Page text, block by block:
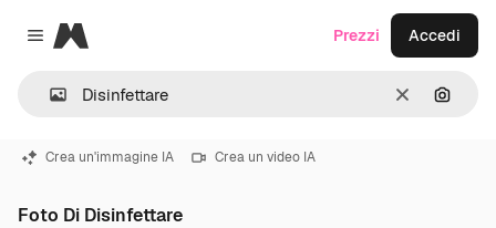
Close menu
Magnific
CancellaCerca
Prezzi Accedi
Crea un'immagine IA Crea un video IA
Foto Di Disinfettare